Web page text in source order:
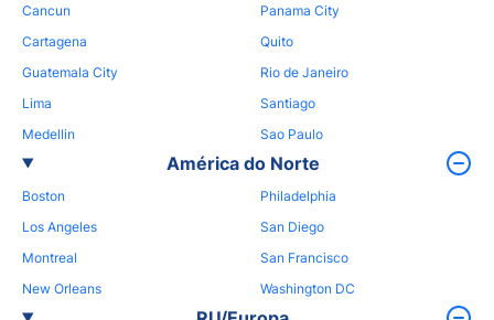
Cancun
Cartagena
Guatemala City
Lima
Medellin
Panama City
Quito
Rio de Janeiro
Santiago
Sao Paulo
América do Norte
Boston
Los Angeles
Montreal
New Orleans
Philadelphia
San Diego
San Francisco
Washington DC